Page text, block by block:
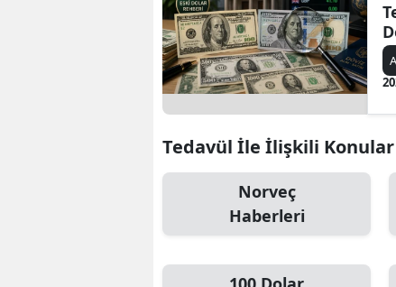
Tedavül İle İlişkili Konular
Norveç
Haberleri